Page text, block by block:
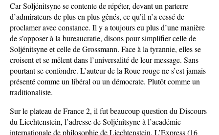
Car Soljénitsyne se contente de répéter, devant un parterre
d’admirateurs de plus en plus gênés, ce qu’il n’a cessé de
proclamer avec constance. Il y a toujours eu plus d’une manière
de s’opposer à la bureaucratie, disons pour simplifier celle de
Soljénitsyne et celle de Grossmann. Face à la tyrannie, elles se
croisent et se mêlent dans l’universalité de leur message. Sans
pourtant se confondre. L’auteur de la Roue rouge ne s’est jamais
présenté comme un libéral ou un démocrate. Plutôt comme un
traditionaliste.
Sur le plateau de France 2, il fut beaucoup question du Discours
du Liechtenstein, l’adresse de Soljénitsyne à l’académie
internationale de philosophie de Liechtenstein. L’Express (16